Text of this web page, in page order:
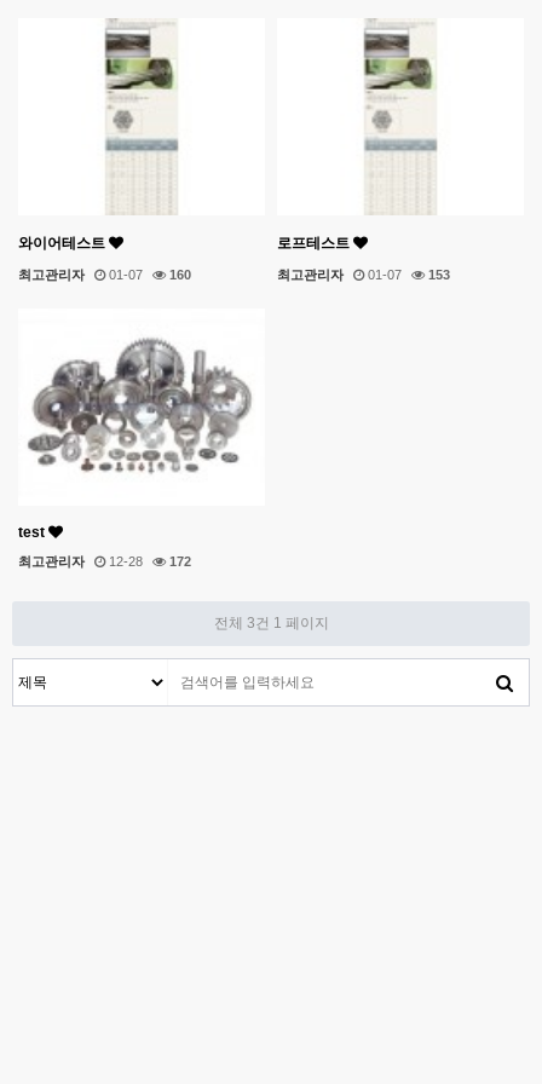
와이어테스트
최고관리자 01-07 160
로프테스트
최고관리자 01-07 153
test
최고관리자 12-28 172
전체 3건 1 페이지